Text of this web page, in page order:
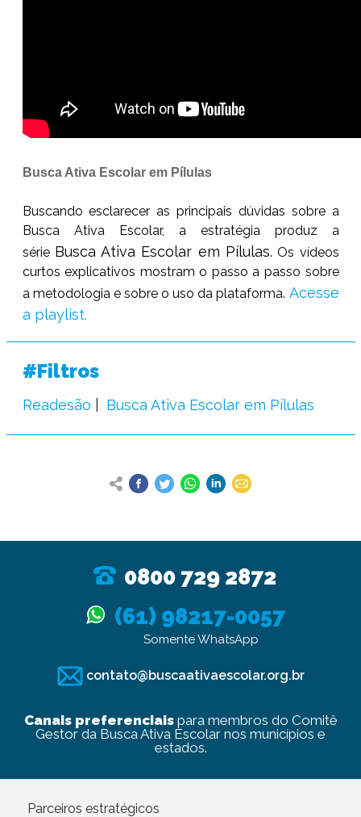
Busca Ativa Escolar em Pílulas
Buscando esclarecer as principais dúvidas sobre a
Busca Ativa Escolar, a estratégia produz a
série Busca Ativa Escolar em Pílulas. Os vídeos
curtos explicativos mostram o passo a passo sobre
a metodologia e sobre o uso da plataforma. Acesse
a playlist.
#Filtros
Readesão Busca Ativa Escolar em Pílulas
0800 729 2872
(61) 98217-0057
Somente WhatsApp
contato@buscaativaescolar.org.br
Canais preferenciaispara membros do Comitê
Gestor da Busca Ativa Escolar nos municípios e
estados.
Parceiros estratégicos